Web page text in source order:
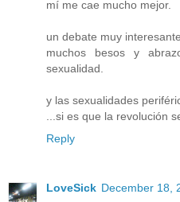
mí me cae mucho mejor.
un debate muy interesante.
muchos besos y
sexualidad.
y las sexualidades
...si es que la revolución
Reply
LoveSick December 18,